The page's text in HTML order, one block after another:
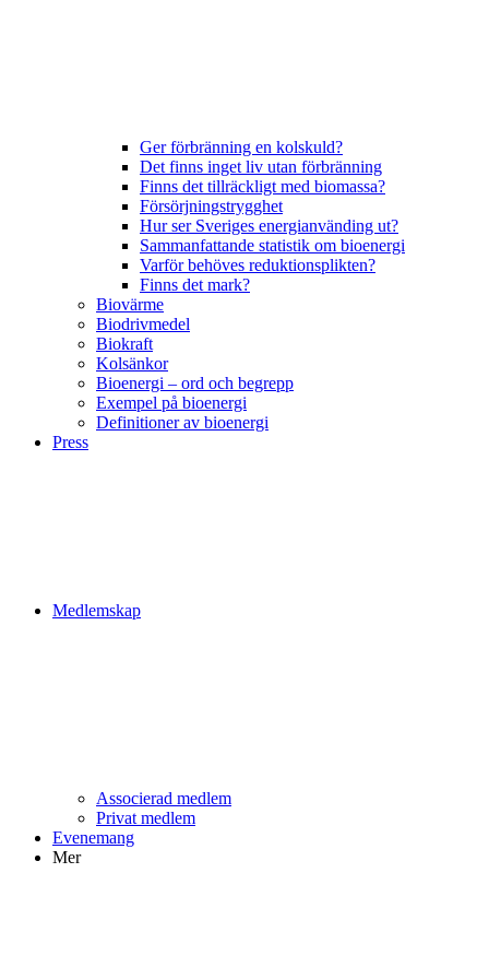
Ger förbränning en kolskuld?
Det finns inget liv utan förbränning
Finns det tillräckligt med biomassa?
Försörjningstrygghet
Hur ser Sveriges energianvänding ut?
Sammanfattande statistik om bioenergi
Varför behöves reduktionsplikten?
Finns det mark?
Biovärme
Biodrivmedel
Biokraft
Kolsänkor
Bioenergi – ord och begrepp
Exempel på bioenergi
Definitioner av bioenergi
Press
Medlemskap
Associerad medlem
Privat medlem
Evenemang
Mer